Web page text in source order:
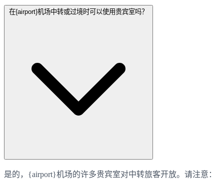
在{airport}机场中转或过境时可以使用贵宾室吗？
是的，{airport}机场的许多贵宾室对中转旅客开放。请注意：